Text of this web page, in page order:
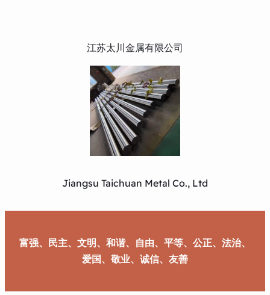
江苏太川金属有限公司
Jiangsu Taichuan Metal Co., Ltd
富强、民主、文明、和谐、自由、平等、公正、法治、
爱国、敬业、诚信、友善